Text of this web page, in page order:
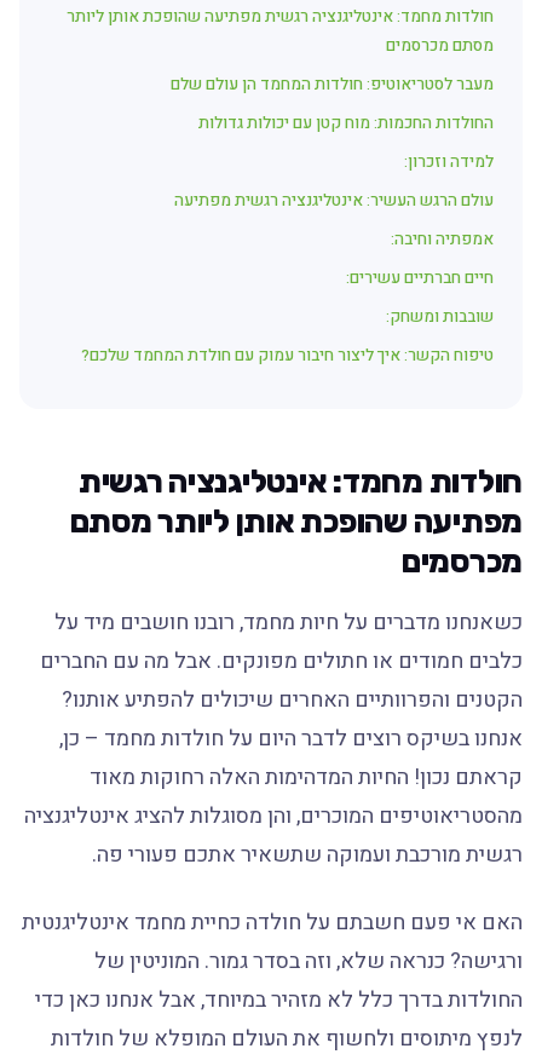
חולדות מחמד: אינטליגנציה רגשית מפתיעה שהופכת אותן ליותר
מסתם מכרסמים
מעבר לסטריאוטיפ: חולדות המחמד הן עולם שלם
החולדות החכמות: מוח קטן עם יכולות גדולות
למידה וזכרון:
עולם הרגש העשיר: אינטליגנציה רגשית מפתיעה
אמפתיה וחיבה:
חיים חברתיים עשירים:
שובבות ומשחק:
טיפוח הקשר: איך ליצור חיבור עמוק עם חולדת המחמד שלכם?
חולדות מחמד: אינטליגנציה רגשית
מפתיעה שהופכת אותן ליותר מסתם
מכרסמים
כשאנחנו מדברים על חיות מחמד, רובנו חושבים מיד על
כלבים חמודים או חתולים מפונקים. אבל מה עם החברים
הקטנים והפרוותיים האחרים שיכולים להפתיע אותנו?
אנחנו בשיקס רוצים לדבר היום על חולדות מחמד – כן,
קראתם נכון! החיות המדהימות האלה רחוקות מאוד
מהסטריאוטיפים המוכרים, והן מסוגלות להציג אינטליגנציה
רגשית מורכבת ועמוקה שתשאיר אתכם פעורי פה.
האם אי פעם חשבתם על חולדה כחיית מחמד אינטליגנטית
ורגישה? כנראה שלא, וזה בסדר גמור. המוניטין של
החולדות בדרך כלל לא מזהיר במיוחד, אבל אנחנו כאן כדי
לנפץ מיתוסים ולחשוף את העולם המופלא של חולדות